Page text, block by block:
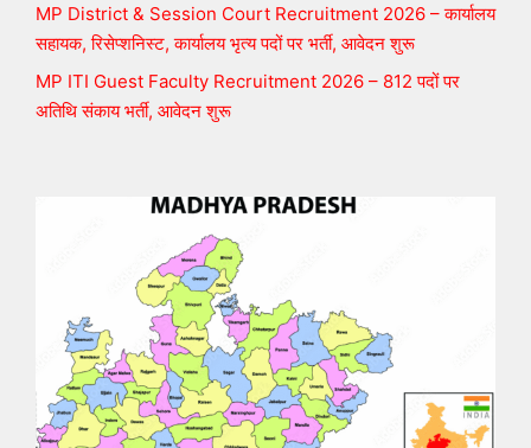
MP District & Session Court Recruitment 2026 – कार्यालय
सहायक, रिसेप्शनिस्ट, कार्यालय भृत्य पदों पर भर्ती, आवेदन शुरू
MP ITI Guest Faculty Recruitment 2026 – 812 पदों पर
अतिथि संकाय भर्ती, आवेदन शुरू